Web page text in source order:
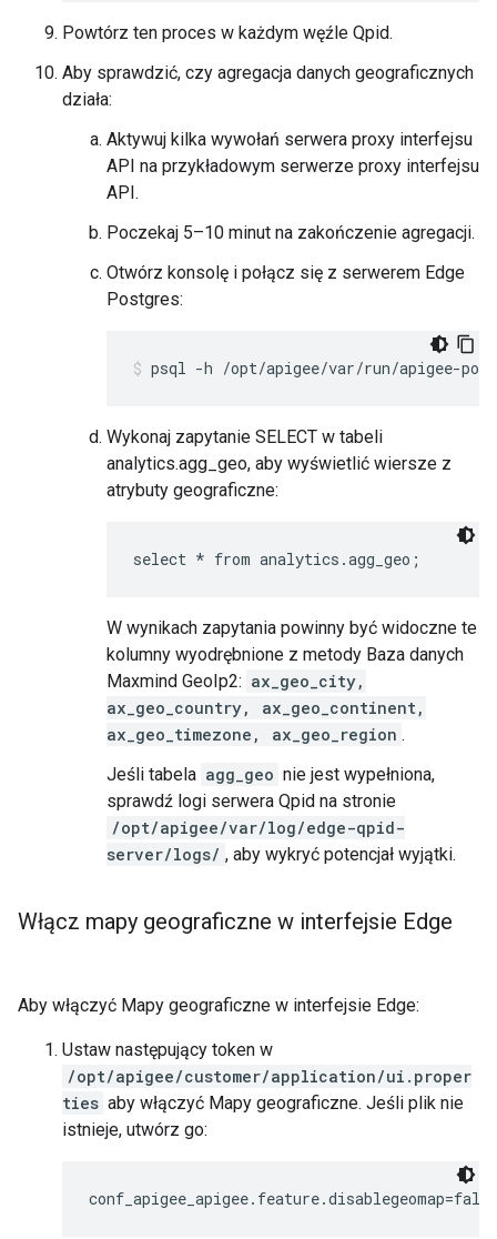
Powtórz ten proces w każdym węźle Qpid.
Aby sprawdzić, czy agregacja danych geograficznych
działa:
Aktywuj kilka wywołań serwera proxy interfejsu
API na przykładowym serwerze proxy interfejsu
API.
Poczekaj 5–10 minut na zakończenie agregacji.
Otwórz konsolę i połącz się z serwerem Edge
Postgres:
psql -h /opt/apigee/var/run/apigee-
Wykonaj zapytanie SELECT w tabeli
analytics.agg_geo, aby wyświetlić wiersze z
atrybuty geograficzne:
select * from analytics.agg_geo;
W wynikach zapytania powinny być widoczne te
kolumny wyodrębnione z metody Baza danych
Maxmind GeoIp2: ax_geo_city,
ax_geo_country, ax_geo_continent,
ax_geo_timezone, ax_geo_region .
Jeśli tabela agg_geo nie jest wypełniona,
sprawdź logi serwera Qpid na stronie
/opt/apigee/var/log/edge-qpid-
server/logs/ , aby wykryć potencjał wyjątki.
Włącz mapy geograficzne w interfejsie Edge
Aby włączyć Mapy geograficzne w interfejsie Edge:
Ustaw następujący token w
/opt/apigee/customer/application/ui.proper
ties aby włączyć Mapy geograficzne. Jeśli plik nie
istnieje, utwórz go:
conf_apigee_apigee.feature.disablegeomap=false